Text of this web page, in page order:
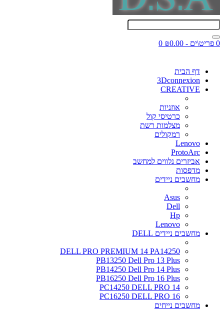
0 פריט\ים - ₪0.00 0
דף הבית
3Dconnexion
CREATIVE
אוזניות
כרטיסי קול
מצלמות רשת
רמקולים
Lenovo
ProtoArc
אביזרים נלווים למחשב
מדפסות
מחשבים ניידים
Asus
Dell
Hp
Lenovo
מחשבים ניידים DELL
DELL PRO PREMIUM 14 PA14250
PB13250 Dell Pro 13 Plus
PB14250 Dell Pro 14 Plus
PB16250 Dell Pro 16 Plus
PC14250 DELL PRO 14
PC16250 DELL PRO 16
מחשבים נייחים